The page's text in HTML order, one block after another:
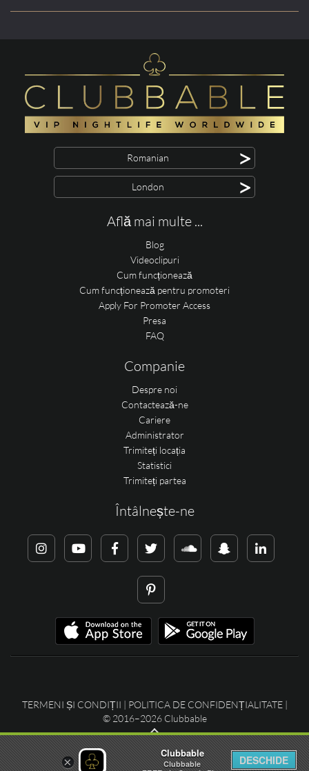
Romanian >
London >
Află mai multe ...
Blog
Videoclipuri
Cum funcționează
Cum funcționează pentru promoteri
Apply For Promoter Access
Presa
FAQ
Companie
Despre noi
Contactează-ne
Cariere
Administrator
Trimiteți locația
Statistici
Trimiteți partea
Întâlnește-ne
TERMENI ȘI CONDIȚII | POLITICA DE CONFIDENȚIALITATE|
© 2016–2026 Clubbable
×
Clubbable
Clubbable
DESCHIDE